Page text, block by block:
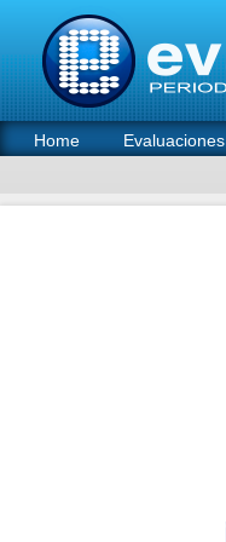
Home Evaluaciones